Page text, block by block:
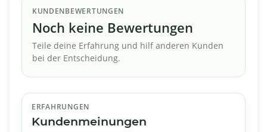
KUNDENBEWERTUNGEN
Noch keine Bewertungen
Teile deine Erfahrung und hilf anderen Kunden
bei der Entscheidung.
ERFAHRUNGEN
Kundenmeinungen